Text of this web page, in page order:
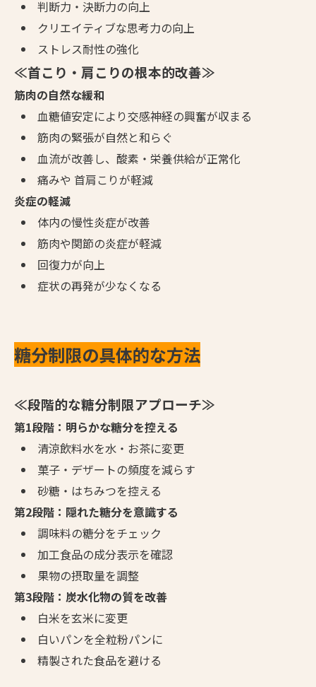
判断力・決断力の向上
クリエイティブな思考力の向上
ストレス耐性の強化
≪首こり・肩こりの根本的改善≫
筋肉の自然な緩和
血糖値安定により交感神経の興奮が収まる
筋肉の緊張が自然と和らぐ
血流が改善し、酸素・栄養供給が正常化
痛みや 首肩こりが軽減
炎症の軽減
体内の慢性炎症が改善
筋肉や関節の炎症が軽減
回復力が向上
症状の再発が少なくなる
糖分制限の具体的な方法
≪段階的な糖分制限アプローチ≫
第1段階：明らかな糖分を控える
清涼飲料水を水・お茶に変更
菓子・デザートの頻度を減らす
砂糖・はちみつを控える
第2段階：隠れた糖分を意識する
調味料の糖分をチェック
加工食品の成分表示を確認
果物の摂取量を調整
第3段階：炭水化物の質を改善
白米を玄米に変更
白いパンを全粒粉パンに
精製された食品を避ける